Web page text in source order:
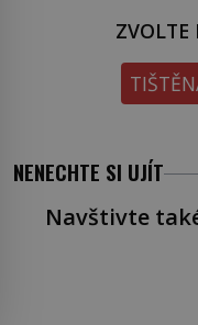
ZVOLTE
NENECHTE SI UJÍT
Navštivte